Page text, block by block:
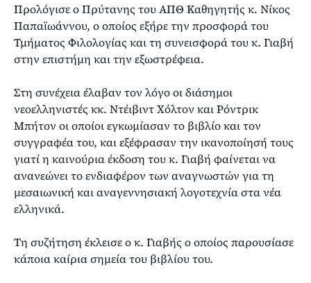
Προλόγισε ο Πρύτανης του ΑΠΘ Καθηγητής κ. Νίκος
Παπαϊωάννου, ο οποίος εξήρε την προσφορά του
Τμήματος Φιλολογίας και τη συνεισφορά του κ. Γιαβή
στην επιστήμη και την εξωστρέφεια.
Στη συνέχεια έλαβαν τον λόγο οι διάσημοι
νεοελληνιστές κκ. Ντέιβιντ Χόλτον και Ρόντρικ
Μπήτον οι οποίοι εγκωμίασαν το βιβλίο και τον
συγγραφέα του, και εξέφρασαν την ικανοποίησή τους
γιατί η καινούρια έκδοση του κ. Γιαβή φαίνεται να
ανανεώνει το ενδιαφέρον των αναγνωστών για τη
μεσαιωνική και αναγεννησιακή λογοτεχνία στα νέα
ελληνικά.
Τη συζήτηση έκλεισε ο κ. Γιαβής ο οποίος παρουσίασε
κάποια καίρια σημεία του βιβλίου του.